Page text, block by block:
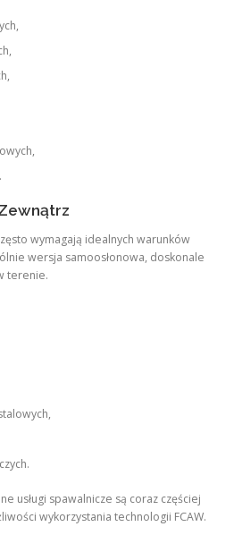
wymagają idealnych warunków
wersja samoosłonowa, doskonale
terenie.
usługi spawalnicze są coraz częściej
wykorzystania technologii FCAW.